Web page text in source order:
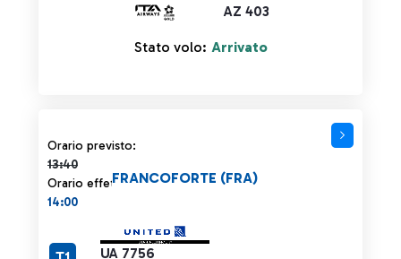
AZ 403
Stato volo: Arrivato
Orario previsto:
13:40
Orario previsto 13:40 barrato
Orario effettivo:
14:00
UA 7756
FRANCOFORTE (FRA)